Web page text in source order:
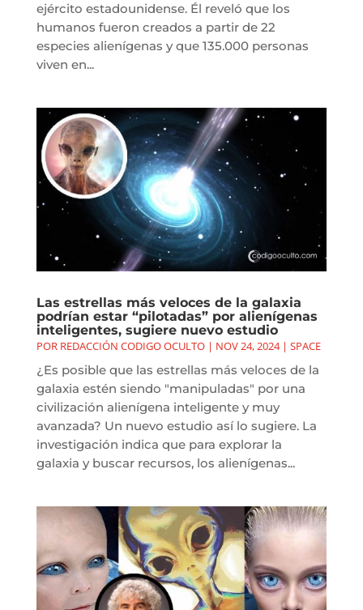
ejército estadounidense. Él reveló que los
humanos fueron creados a partir de 22
especies alienígenas y que 135.000 personas
viven en...
Las estrellas más veloces de la galaxia
podrían estar “pilotadas” por alienígenas
inteligentes, sugiere nuevo estudio
POR REDACCIÓN CODIGO OCULTO| NOV 24, 2024| SPACE
¿Es posible que las estrellas más veloces de la
galaxia estén siendo "manipuladas" por una
civilización alienígena inteligente y muy
avanzada? Un nuevo estudio así lo sugiere. La
investigación indica que para explorar la
galaxia y buscar recursos, los alienígenas...